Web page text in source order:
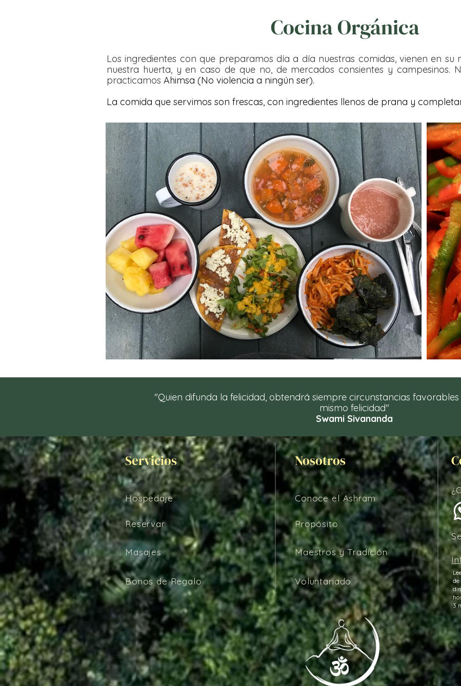
Cocina Orgánica
Los ingredientes con que preparamos día a día nuestras comidas, vienen en su
nuestra huerta, y en caso de que no, de mercados consientes y campesinos.
practicamos Ahimsa (No violencia a ningún ser).
La comida que servimos son frescas, con ingredientes llenos de prana y
"Quien difunda la felicidad, obtendrá siempre circunstancias
mismo felicidad"
Swami Sivananda
Servicios Nosotros
Hospedaje Conoce el Ashram
Propósito
Reservar
Masajes
Bonos de Regalo
Maestros y Tradición
Voluntariado
de
3